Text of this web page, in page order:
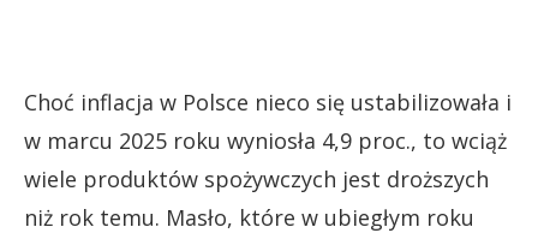
Choć inflacja w Polsce nieco się ustabilizowała i
w marcu 2025 roku wyniosła 4,9 proc., to wciąż
wiele produktów spożywczych jest droższych
niż rok temu. Masło, które w ubiegłym roku